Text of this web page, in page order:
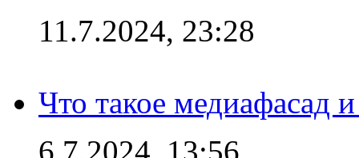
11.7.2024, 23:28
Что такое медиафасад
6.7.2024, 13:56